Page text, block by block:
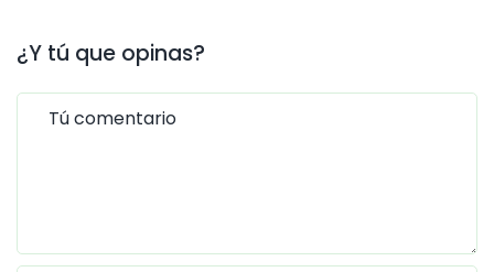
¿Y tú que opinas?